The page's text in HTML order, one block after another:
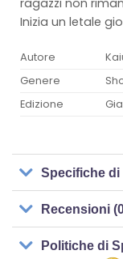
Inizia un letale
Autore
Genere
Edizione
Specifiche
Recensioni
Politiche di